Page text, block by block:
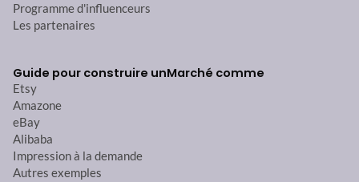
Programme d'influenceurs
Les partenaires
Guide pour construire unMarché comme
Etsy
Amazone
eBay
Alibaba
Impression à la demande
Autres exemples